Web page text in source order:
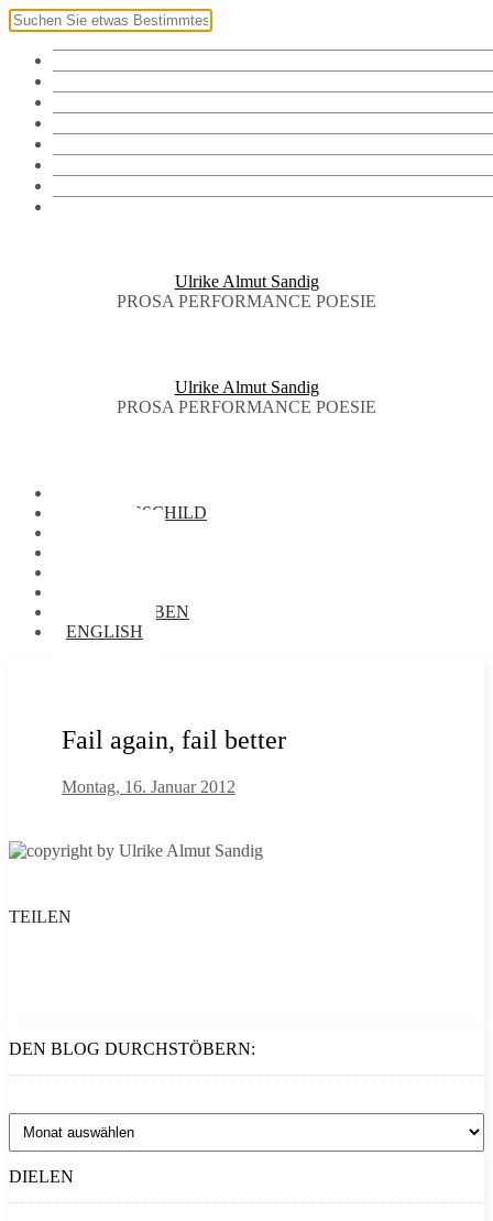
Ulrike Almut Sandig
PROSA PERFORMANCE POESIE
Ulrike Almut Sandig
PROSA PERFORMANCE POESIE
NAMENSSCHILD
BRIEFTAUBEN
ENGLISH
Fail again, fail better
Montag, 16. Januar 2012
TEILEN
DEN BLOG DURCHSTÖBERN:
Den
Blog
durchstöbern:
DIELEN